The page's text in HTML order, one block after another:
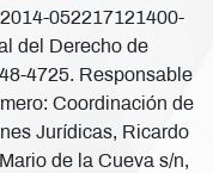
052217121400-
del Derecho de
4725. Responsable
Coordinación de
Jurídicas, Ricardo
de la Cueva s/n,